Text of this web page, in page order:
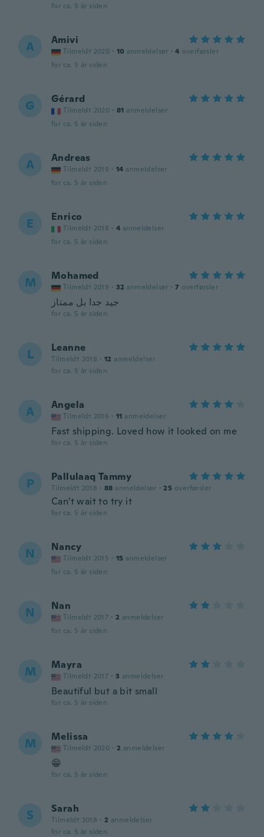
for ca. 5 år siden
A Amivi
Tilmeldt 2020 · 10 anmeldelser · 4 overførsler
for ca. 5 år siden
G Gérard
Tilmeldt 2020 · 81 anmeldelser
for ca. 5 år siden
A Andreas
Tilmeldt 2019 · 14 anmeldelser
for ca. 5 år siden
E Enrico
Tilmeldt 2018 · 4 anmeldelser
for ca. 5 år siden
M Mohamed
Tilmeldt 2019 · 32 anmeldelser · 7 overførsler
جيد جدا بل ممتاز
for ca. 5 år siden
L Leanne
Tilmeldt 2018 · 12 anmeldelser
for ca. 5 år siden
A Angela
Tilmeldt 2016 · 11 anmeldelser
Fast shipping. Loved how it looked on me
for ca. 5 år siden
P Pallulaaq Tammy
Tilmeldt 2018 · 88 anmeldelser · 25 overførsler
Can't wait to try it
for ca. 5 år siden
N Nancy
Tilmeldt 2015 · 15 anmeldelser
for ca. 5 år siden
N Nan
Tilmeldt 2017 · 2 anmeldelser
for ca. 5 år siden
M Mayra
Tilmeldt 2017 · 3 anmeldelser
Beautiful but a bit small
for ca. 5 år siden
M Melissa
Tilmeldt 2020 · 2 anmeldelser
😁
for ca. 5 år siden
S Sarah
Tilmeldt 2018 · 2 anmeldelser
for ca. 5 år siden